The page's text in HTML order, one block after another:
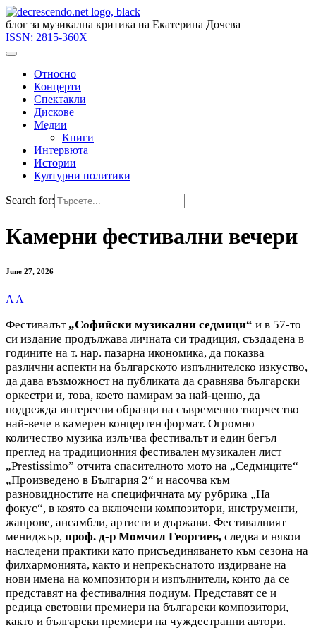
блог за музикална критика на Екатерина Дочева
ISSN: 2815-360X
Относно
Концерти
Спектакли
Дискове
Медии
Книги
Интервюта
Истории
Културни политики
Search for:
Камерни фестивални вечери
June 27, 2026
A A
Фестивалът„Софийски музикални седмици“ и в 57-то
си издание продължава личната си традиция, създадена в
годините на т. нар. пазарна икономика, да показва
различни аспекти на българското изпълнителско изкуство,
да дава възможност на публиката да сравнява български
оркестри и, това, което намирам за най-ценно, да
подрежда интересни образци на съвременно творчество
най-вече в камерен концертен формат. Огромно
количество музика излъчва фестивалът и един бегъл
преглед на традиционния фестивален музикален лист
„Prestissimo” отчита спасителното мото на „Седмиците“
„Произведено в България 2“ и насочва към
разновидностите на специфичната му рубрика „На
фокус“, в която са включени композитори, инструменти,
жанрове, ансамбли, артисти и държави. Фестивалният
мениджър, проф. д-р Момчил Георгиев, следва и някои
наследени практики като присъединяването към сезона на
филхармонията, както и непрекъснатото издирване на
нови имена на композитори и изпълнители, които да се
представят на фестивалния подиум. Представят се и
редица световни премиери на български композитори,
както и български премиери на чуждестранни автори.